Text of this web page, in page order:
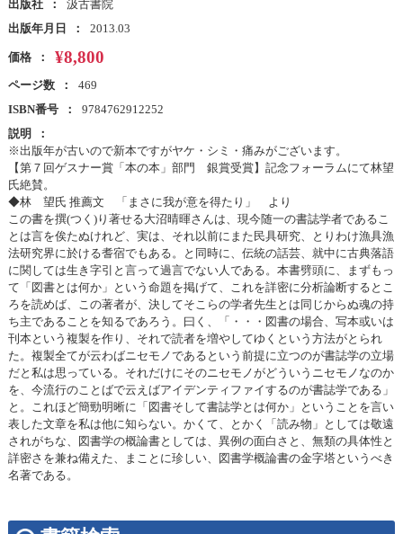
出版社
汲古書院
出版年月日
2013.03
価格 ¥8,800
ページ数
469
ISBN番号
9784762912252
説明
※出版年が古いので新本ですがヤケ・シミ・痛みがございます。
【第７回ゲスナー賞「本の本」部門 銀賞受賞】記念フォーラムにて林望
氏絶賛。
◆林 望氏 推薦文 「まさに我が意を得たり」 より
この書を撰(つく)り著せる大沼晴暉さんは、現今随一の書誌学者であるこ
とは言を俟たぬけれど、実は、それ以前にまた民具研究、とりわけ漁具漁
法研究界に於ける耆宿でもある。と同時に、伝統の話芸、就中に古典落語
に関しては生き字引と言って過言でない人である。本書劈頭に、まずもっ
て「図書とは何か」という命題を掲げて、これを詳密に分析論断するとこ
ろを読めば、この著者が、決してそこらの学者先生とは同じからぬ魂の持
ち主であることを知るであろう。曰く、「・・・図書の場合、写本或いは
刊本という複製を作り、それで読者を増やしてゆくという方法がとられ
た。複製全てが云わばニセモノであるという前提に立つのが書誌学の立場
だと私は思っている。それだけにそのニセモノがどういうニセモノなのか
を、今流行のことばで云えばアイデンティファイするのが書誌学である」
と。これほど簡勁明晰に「図書そして書誌学とは何か」ということを言い
表した文章を私は他に知らない。かくて、とかく「読み物」としては敬遠
されがちな、図書学の概論書としては、異例の面白さと、無類の具体性と
詳密さを兼ね備えた、まことに珍しい、図書学概論書の金字塔というべき
名著である。